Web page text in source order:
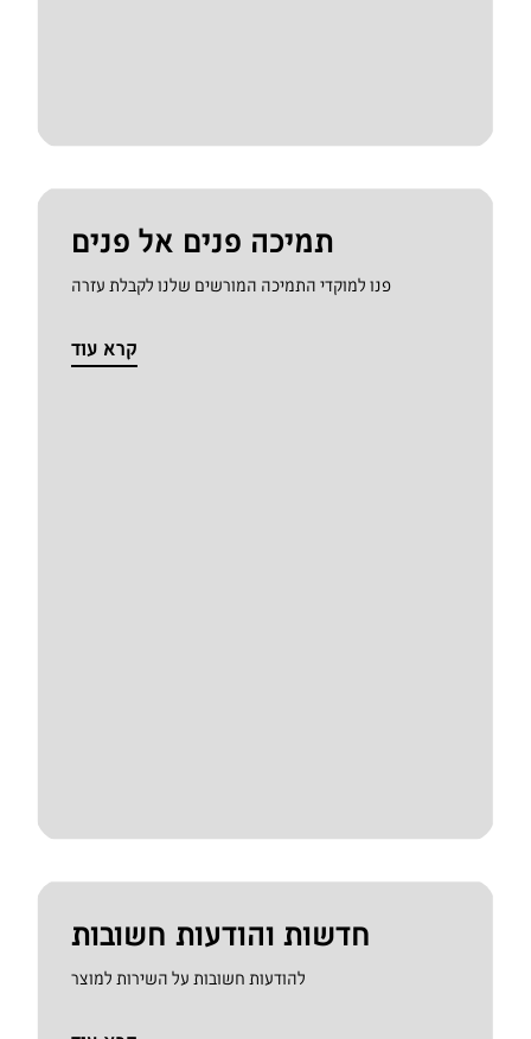
תמיכה פנים אל פנים
פנו למוקדי התמיכה המורשים שלנו לקבלת עזרה
קרא עוד
חדשות והודעות חשובות
להודעות חשובות על השירות למוצר